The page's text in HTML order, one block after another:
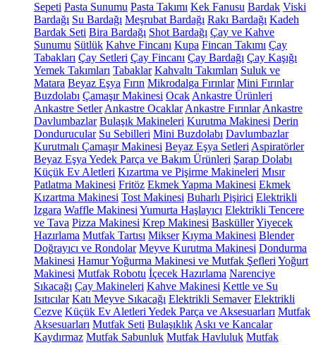
Sepeti Pasta Sunumu Pasta Takımı Kek Fanusu Bardak Viski
Bardağı Su Bardağı Meşrubat Bardağı Rakı Bardağı Kadeh
Bardak Seti Bira Bardağı Shot Bardağı Çay ve Kahve
Sunumu Sütlük Kahve Fincanı Kupa Fincan Takımı Çay
Tabakları Çay Setleri Çay Fincanı Çay Bardağı Çay Kaşığı
Yemek Takımları Tabaklar Kahvaltı Takımları Suluk ve
Matara Beyaz Eşya Fırın Mikrodalga Fırınlar Mini Fırınlar
Buzdolabı Çamaşır Makinesi Ocak Ankastre Ürünleri
Ankastre Setler Ankastre Ocaklar Ankastre Fırınlar Ankastre
Davlumbazlar Bulaşık Makineleri Kurutma Makinesi Derin
Dondurucular Su Sebilleri Mini Buzdolabı Davlumbazlar
Kurutmalı Çamaşır Makinesi Beyaz Eşya Setleri Aspiratörler
Beyaz Eşya Yedek Parça ve Bakım Ürünleri Şarap Dolabı
Küçük Ev Aletleri Kızartma ve Pişirme Makineleri Mısır
Patlatma Makinesi Fritöz Ekmek Yapma Makinesi Ekmek
Kızartma Makinesi Tost Makinesi Buharlı Pişirici Elektrikli
Izgara Waffle Makinesi Yumurta Haşlayıcı Elektrikli Tencere
ve Tava Pizza Makinesi Krep Makinesi BasküllerYiyecek
Hazırlama Mutfak Tartısı Mikser Kıyma Makinesi Blender
Doğrayıcı ve Rondolar Meyve Kurutma Makinesi Dondurma
Makinesi Hamur Yoğurma Makinesi ve Mutfak Şefleri Yoğurt
Makinesi Mutfak Robotu İçecek Hazırlama Narenciye
Sıkacağı Çay Makineleri Kahve Makinesi Kettle ve Su
Isıtıcılar Katı Meyve Sıkacağı Elektrikli Semaver Elektrikli
Cezve Küçük Ev Aletleri Yedek Parça ve Aksesuarları Mutfak
Aksesuarları Mutfak Seti Bulaşıklık Askı ve Kancalar
Kaydırmaz Mutfak Sabunluk Mutfak Havluluk Mutfak